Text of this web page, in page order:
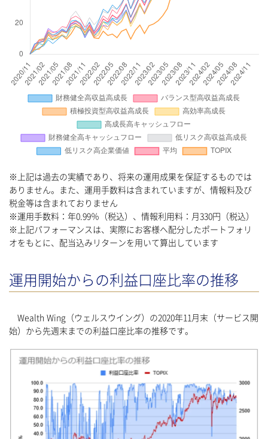
※上記は過去の実績であり、将来の運用成果を保証するものでは
ありません。また、運用手数料は含まれていますが、情報料及び
税金等は含まれておりません
※運用手数料：年0.99％（税込）、情報利用料：月330円（税込）
※上記パフォーマンスは、実際にお客様へ配分したポートフォリ
オをもとに、配当込みリターンを用いて算出しています
運用開始からの利益口座比率の推移
Wealth Wing（ウェルスウイング）の2020年11月末（サービス開
始）から先週末までの利益口座比率の推移です。